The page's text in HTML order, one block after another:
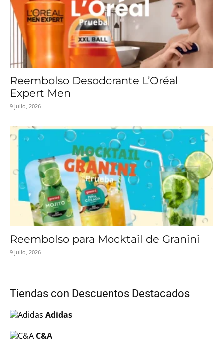
Reembolso Desodorante L’Oréal
Expert Men
9 julio, 2026
Reembolso para Mocktail de Granini
9 julio, 2026
Tiendas con Descuentos Destacados
Adidas
C&A